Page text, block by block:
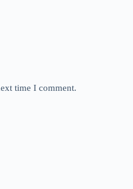
time I comment.